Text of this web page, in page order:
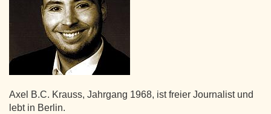
Axel B.C. Krauss, Jahrgang 1968, ist freier Journalist und
lebt in Berlin.